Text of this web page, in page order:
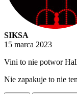
SIKSA
15 marca 2023
Vini to nie potwor
Nie zapakuje to nie